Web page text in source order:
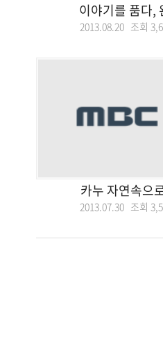
이야기를 품다,
2013.08.20 조회
카누 자연속으
2013.07.30 조회